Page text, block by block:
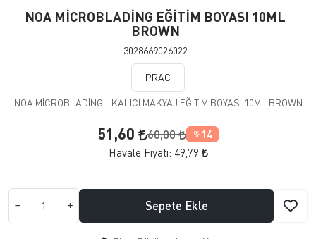
NOA MİCROBLADİNG EĞİTİM BOYASI 10ML
BROWN
3028669026022
PRAC
NOA MİCROBLADİNG - KALICI MAKYAJ EĞİTİM BOYASI 10ML BROWN
51,60 60,00 % 14
Havale Fiyatı: 49,79
Sepete Ekle